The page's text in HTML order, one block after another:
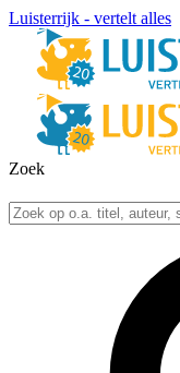
Luisterrijk - vertelt alles
Zoek